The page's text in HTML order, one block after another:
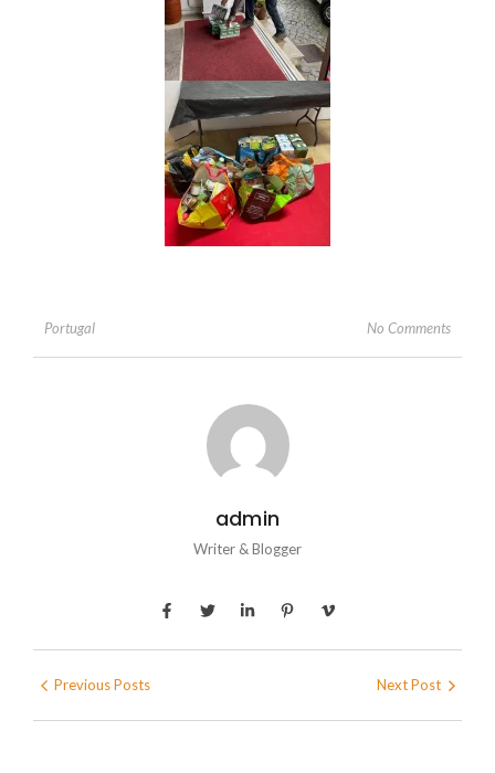
Portugal No Comments
admin
Writer & Blogger
Previous Posts Next Post